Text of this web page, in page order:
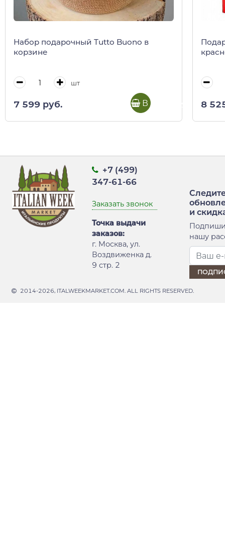
Набор подарочный Tutto Buono в
корзине
шт
7 599 руб. В корзину 8
+7 (499)
347-61-66
Заказать звонок
Точка выдачи
заказов:
г. Москва, ул.
Воздвиженка д.
9 стр. 2
и
нашу
2014-2026, ITALWEEKMARKET.COM. ALL RIGHTS RESERVED.